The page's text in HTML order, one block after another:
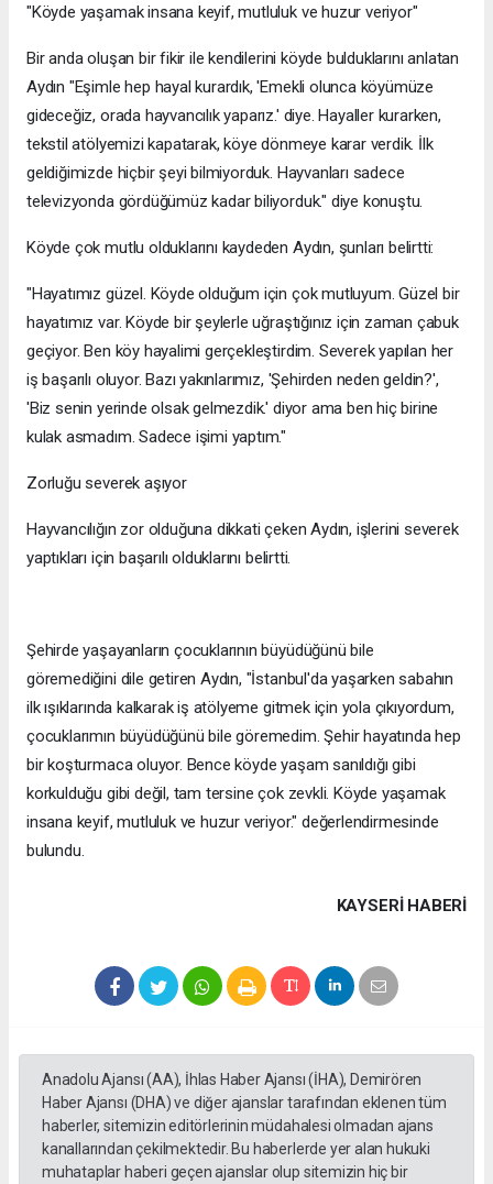
"Köyde yaşamak insana keyif, mutluluk ve huzur veriyor"
Bir anda oluşan bir fikir ile kendilerini köyde bulduklarını anlatan
Aydın "Eşimle hep hayal kurardık, 'Emekli olunca köyümüze
gideceğiz, orada hayvancılık yaparız.' diye. Hayaller kurarken,
tekstil atölyemizi kapatarak, köye dönmeye karar verdik. İlk
geldiğimizde hiçbir şeyi bilmiyorduk. Hayvanları sadece
televizyonda gördüğümüz kadar biliyorduk." diye konuştu.
Köyde çok mutlu olduklarını kaydeden Aydın, şunları belirtti:
"Hayatımız güzel. Köyde olduğum için çok mutluyum. Güzel bir
hayatımız var. Köyde bir şeylerle uğraştığınız için zaman çabuk
geçiyor. Ben köy hayalimi gerçekleştirdim. Severek yapılan her
iş başarılı oluyor. Bazı yakınlarımız, 'Şehirden neden geldin?',
'Biz senin yerinde olsak gelmezdik.' diyor ama ben hiç birine
kulak asmadım. Sadece işimi yaptım."
Zorluğu severek aşıyor
Hayvancılığın zor olduğuna dikkati çeken Aydın, işlerini severek
yaptıkları için başarılı olduklarını belirtti.
Şehirde yaşayanların çocuklarının büyüdüğünü bile
göremediğini dile getiren Aydın, "İstanbul'da yaşarken sabahın
ilk ışıklarında kalkarak iş atölyeme gitmek için yola çıkıyordum,
çocuklarımın büyüdüğünü bile göremedim. Şehir hayatında hep
bir koşturmaca oluyor. Bence köyde yaşam sanıldığı gibi
korkulduğu gibi değil, tam tersine çok zevkli. Köyde yaşamak
insana keyif, mutluluk ve huzur veriyor." değerlendirmesinde
bulundu.
KAYSERI HABERİ
Anadolu Ajansı (AA), İhlas Haber Ajansı (İHA), Demirören
Haber Ajansı (DHA) ve diğer ajanslar tarafından eklenen tüm
haberler, sitemizin editörlerinin müdahalesi olmadan ajans
kanallarından çekilmektedir. Bu haberlerde yer alan hukuki
muhataplar haberi geçen ajanslar olup sitemizin hiç bir